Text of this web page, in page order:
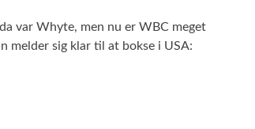
var Whyte, men nu er WBC meget
melder sig klar til at bokse i USA: